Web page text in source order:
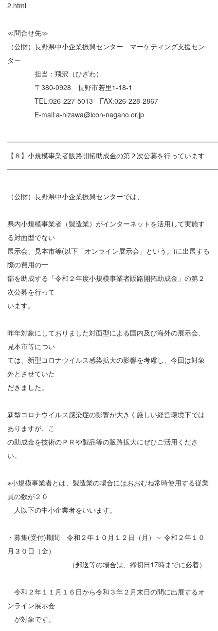
2.html
≪問合せ先≫
（公財）長野県中小企業振興センター マーケティング支援セン
ター
担当：飛沢（ひざわ）
〒380-0928 長野市若里1-18-1
TEL:026-227-5013 FAX:026-228-2867
E-mail:a-hizawa@icon-nagano.or.jp
【８】小規模事業者販路開拓助成金の第２次公募を行っています
（公財）長野県中小企業振興センターでは、
県内小規模事業者（製造業）がインターネットを活用して実施す
る対面型でない
展示会、見本市等(以下「オンライン展示会」という。)に出展する
際の費用の一
部を助成する「令和２年度小規模事業者販路開拓助成金」の第２
次公募を行って
います。
昨年対象にしておりました対面型による国内及び海外の展示会、
見本市等につい
ては、新型コロナウイルス感染拡大の影響を考慮し、今回は対象
外とさせていた
だきました。
新型コロナウイルス感染症の影響が大きく厳しい経営環境下では
ありますが、こ
の助成金を技術のＰＲや製品等の販路拡大にぜひご活用くださ
い。
※小規模事業者とは、製造業の場合にはおおむね常時使用する従業
員の数が２０
人以下の中小企業者をいいます。
・募集(受付)期間 令和２年１０月１２日（月）～ 令和２年１０
月３０日（金）
（郵送等の場合は、締切日17時までに必着）
令和２年１１月１６日から令和３年２月末日の間に出展するオ
ンライン展示会
が対象です。